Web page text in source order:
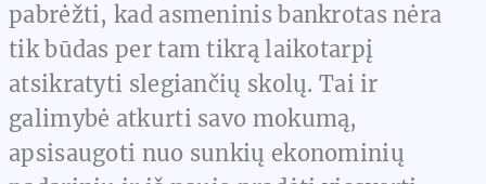
pabrėžti, kad asmeninis bankrotas nėra
tik būdas per tam tikrą laikotarpį
atsikratyti slegiančių skolų. Tai ir
galimybė atkurti savo mokumą,
apsisaugoti nuo sunkių ekonominių